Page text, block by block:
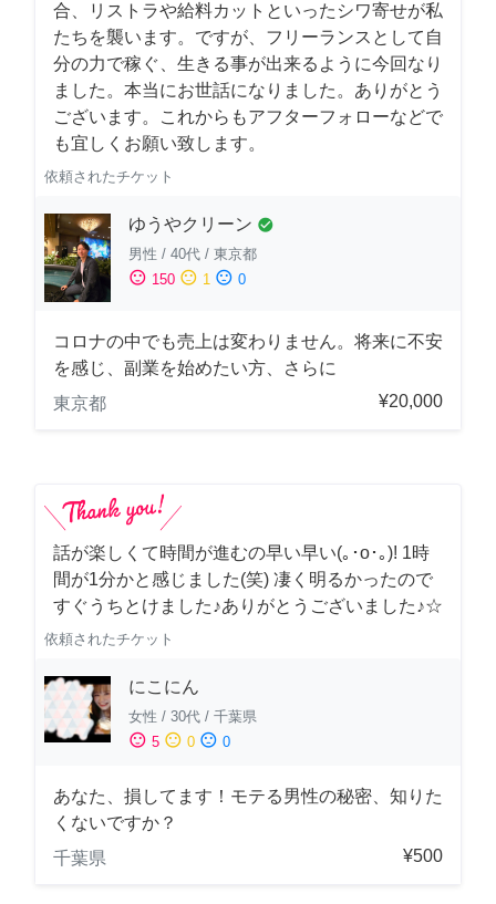
合、リストラや給料カットといったシワ寄せが私
たちを襲います。ですが、フリーランスとして自
分の力で稼ぐ、生きる事が出来るように今回なり
ました。本当にお世話になりました。ありがとう
ございます。これからもアフターフォローなどで
も宜しくお願い致します。
依頼されたチケット
ゆうやクリーン check_circle
男性 / 40代 / 東京都
sentiment_satisfied 150 sentiment_neutral 1 sentiment_dissatisfied 0
コロナの中でも売上は変わりません。将来に不安
を感じ、副業を始めたい方、さらに
東京都
¥20,000
話が楽しくて時間が進むの早い早い(｡･о･｡)! 1時
間が1分かと感じました(笑) 凄く明るかったので
すぐうちとけました♪ありがとうございました♪☆
依頼されたチケット
にこにん
女性 / 30代 / 千葉県
sentiment_satisfied 5 sentiment_neutral 0 sentiment_dissatisfied 0
あなた、損してます！モテる男性の秘密、知りた
くないですか？
千葉県
¥500